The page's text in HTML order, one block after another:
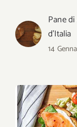
Pane
d’Italia
14